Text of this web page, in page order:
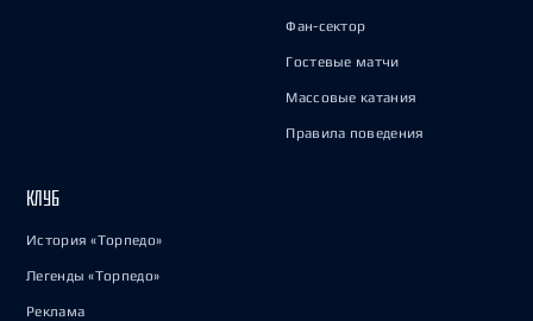
Фан-сектор
Гостевые матчи
Массовые катания
Правила поведения
КЛУБ
История «Торпедо»
Легенды «Торпедо»
Реклама